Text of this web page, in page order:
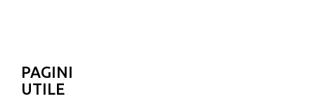
PAGINI
UTILE